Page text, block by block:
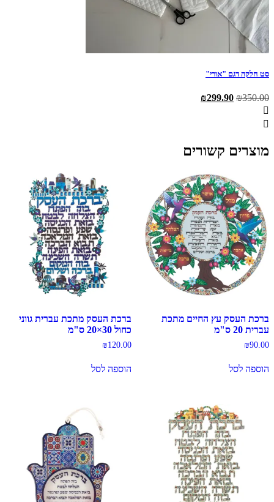
סט חלקה דגם "אורי"
₪350.00
המחיר ₪299.90
מוצרים קשורים
ברכת העסק עץ החיים מתכת
עברית 20 ס"מ
₪90.00
הוספה לסל
ברכת העסק מתכת עברית גווני
כחול 30×20 ס"מ
₪120.00
הוספה לסל